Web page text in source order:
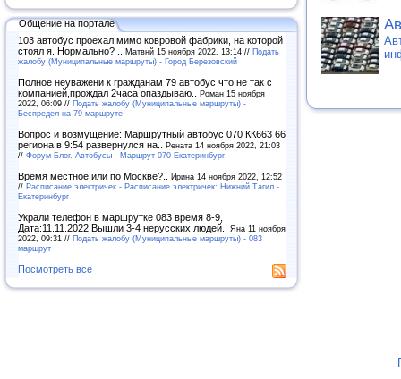
Общение на портале
103 автобус проехал мимо ковровой фабрики, на которой
стоял я. Нормально? .. Матвнй 15 ноября 2022, 13:14 // Подать
жалобу (Муниципальные маршруты) - Город Березовский
Полное неуважени к гражданам 79 автобус что не так с
компанией,прождал 2часа опаздываю.. Роман 15 ноября
2022, 06:09 // Подать жалобу (Муниципальные маршруты) -
Беспредел на 79 маршруте
Вопрос и возмущение: Маршрутный автобус 070 КК663 66
региона в 9:54 развернулся на.. Рената 14 ноября 2022, 21:03
// Форум-Блог. Автобусы - Маршрут 070 Екатеринбург
Время местное или по Москве?.. Ирина 14 ноября 2022, 12:52
// Расписание электричек - Расписание электричек: Нижний Тагил -
Екатеринбург
Украли телефон в маршрутке 083 время 8-9,
Дата:11.11.2022 Вышли 3-4 нерусских людей.. Яна 11 ноября
2022, 09:31 // Подать жалобу (Муниципальные маршруты) - 083
маршрут
Посмотреть все